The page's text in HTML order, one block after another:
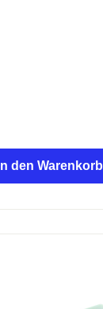
In den Warenkorb